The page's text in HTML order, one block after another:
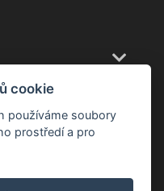
cookie
používáme soubory
prostředí a pro